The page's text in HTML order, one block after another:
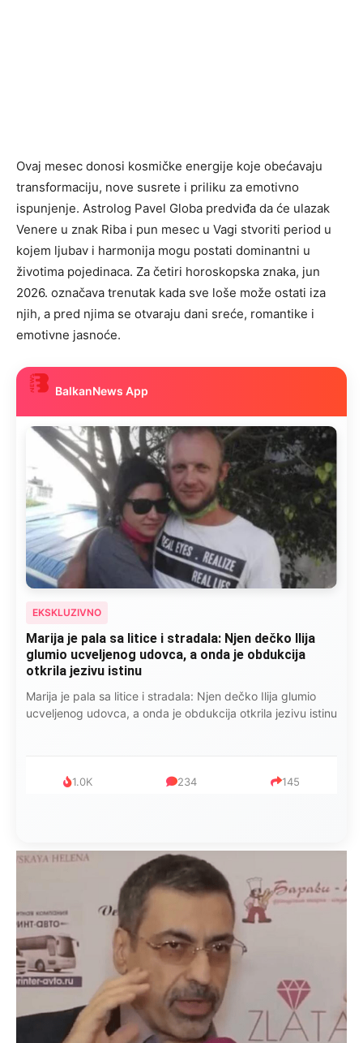
Ovaj mesec donosi kosmičke energije koje obećavaju
transformaciju, nove susrete i priliku za emotivno
ispunjenje. Astrolog Pavel Globa predviđa da će ulazak
Venere u znak Riba i pun mesec u Vagi stvoriti period u
kojem ljubav i harmonija mogu postati dominantni u
životima pojedinaca. Za četiri horoskopska znaka, jun
2026. označava trenutak kada sve loše može ostati iza
njih, a pred njima se otvaraju dani sreće, romantike i
emotivne jasnoće.
BalkanNews App
EKSKLUZIVNO
Marija je pala sa litice i stradala: Njen dečko Ilija
glumio ucveljenog udovca, a onda je obdukcija
otkrila jezivu istinu
Marija je pala sa litice i stradala: Njen dečko Ilija glumio
ucveljenog udovca, a onda je obdukcija otkrila jezivu istinu
1.0K 234 145